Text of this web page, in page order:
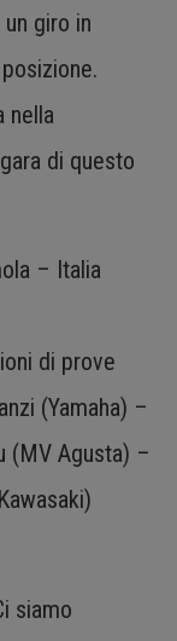
giro in
nella
di questo
– Italia
di prove
(Yamaha) –
(MV Agusta) –
siamo